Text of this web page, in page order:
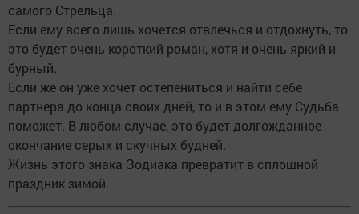
самого Стрельца.
Если ему всего лишь хочется отвлечься и отдохнуть, то
это будет очень короткий роман, хотя и очень яркий и
бурный.
Если же он уже хочет остепениться и найти себе
партнера до конца своих дней, то и в этом ему Судьба
поможет. В любом случае, это будет долгожданное
окончание серых и скучных будней.
Жизнь этого знака Зодиака превратит в сплошной
праздник зимой.